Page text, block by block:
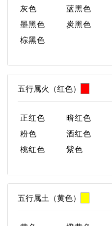
灰色
蓝黑色
墨黑色
炭黑色
棕黑色
五行属火（红色）
正红色 暗红色
粉色
酒红色
桃红色
紫色
五行属土（黄色）